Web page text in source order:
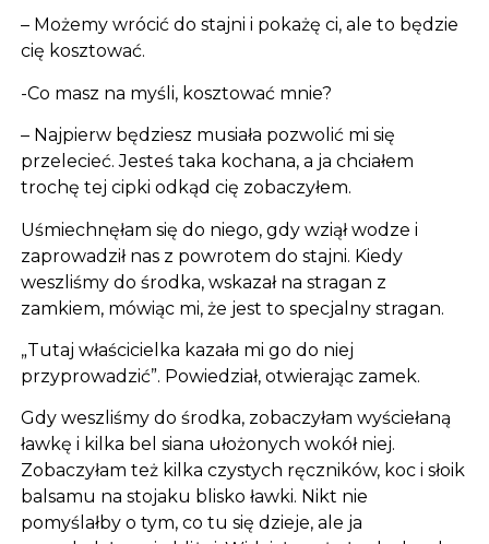
– Możemy wrócić do stajni i pokażę ci, ale to będzie
cię kosztować.
-Co masz na myśli, kosztować mnie?
– Najpierw będziesz musiała pozwolić mi się
przelecieć. Jesteś taka kochana, a ja chciałem
trochę tej cipki odkąd cię zobaczyłem.
Uśmiechnęłam się do niego, gdy wziął wodze i
zaprowadził nas z powrotem do stajni. Kiedy
weszliśmy do środka, wskazał na stragan z
zamkiem, mówiąc mi, że jest to specjalny stragan.
„Tutaj właścicielka kazała mi go do niej
przyprowadzić”. Powiedział, otwierając zamek.
Gdy weszliśmy do środka, zobaczyłam wyściełaną
ławkę i kilka bel siana ułożonych wokół niej.
Zobaczyłam też kilka czystych ręczników, koc i słoik
balsamu na stojaku blisko ławki. Nikt nie
pomyślałby o tym, co tu się dzieje, ale ja